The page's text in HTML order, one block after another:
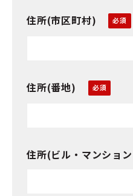
住所(市区町村)
住所(番地)
住所(ビル・マンショ